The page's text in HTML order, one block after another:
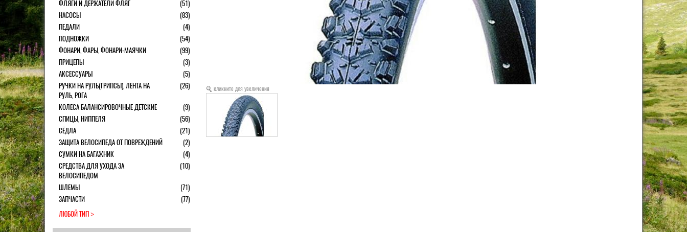
кликните для увеличения
ФЛЯГИ И ДЕРЖАТЕЛИ ФЛЯГ
(51)
НАСОСЫ
(83)
ПЕДАЛИ
(4)
ПОДНОЖКИ
(54)
ФОНАРИ, ФАРЫ, ФОНАРИ-МАЯЧКИ
(99)
ПРИЦЕПЫ
(3)
АКСЕССУАРЫ
(5)
РУЧКИ НА РУЛЬ(ГРИПСЫ), ЛЕНТА НА
РУЛЬ, РОГА
(26)
КОЛЕСА БАЛАНСИРОВОЧНЫЕ ДЕТСКИЕ
(9)
СПИЦЫ, НИППЕЛЯ
(56)
СЁДЛА
(21)
ЗАЩИТА ВЕЛОСИПЕДА ОТ ПОВРЕЖДЕНИЙ
(2)
СУМКИ НА БАГАЖНИК
(4)
СРЕДСТВА ДЛЯ УХОДА ЗА
ВЕЛОСИПЕДОМ
(10)
ШЛЕМЫ
(71)
ЗАПЧАСТИ
(77)
ЛЮБОЙ ТИП